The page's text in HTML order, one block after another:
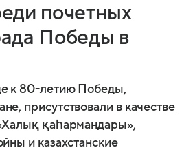
почетных
Победы в
к 80-летию Победы,
присутствовали в качестве
қаһармандары»,
и казахстанские